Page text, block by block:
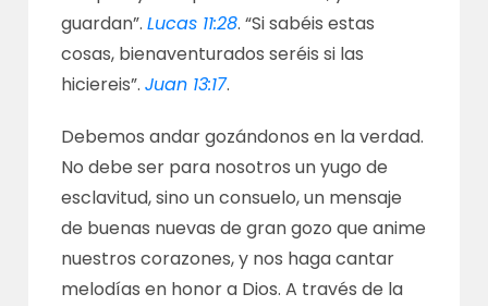
guardan”.Lucas 11:28. “Si sabéis estas
cosas, bienaventurados seréis si las
hiciereis”.Juan 13:17.
Debemos andar gozándonos en la verdad.
No debe ser para nosotros un yugo de
esclavitud, sino un consuelo, un mensaje
de buenas nuevas de gran gozo que anime
nuestros corazones, y nos haga cantar
melodías en honor a Dios. A través de la